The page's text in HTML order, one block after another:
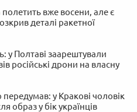
полетить вже восени, але є
деталі ракетної
у Полтаві заарештували
російські дрони на власну
передумав: у Кракові чоловік
образ у бік українців